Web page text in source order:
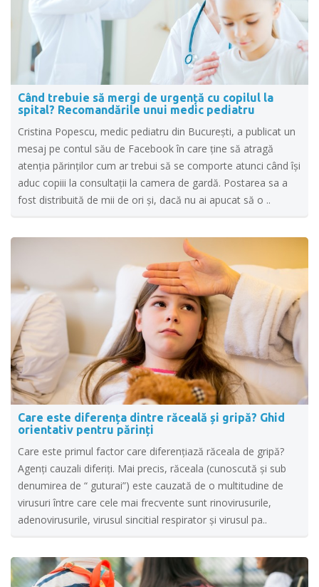
Când trebuie să mergi de urgență cu copilul la
spital? Recomandările unui medic pediatru
Cristina Popescu, medic pediatru din București, a publicat un
mesaj pe contul său de Facebook în care ţine să atragă
atenţia părinţilor cum ar trebui să se comporte atunci când îşi
aduc copiii la consultaţii la camera de gardă. Postarea sa a
fost distribuită de mii de ori și, dacă nu ai apucat să o ..
Care este diferența dintre răceală și gripă? Ghid
orientativ pentru părinți
Care este primul factor care diferențiază răceala de gripă?
Agenți cauzali diferiți. Mai precis, răceala (cunoscută şi sub
denumirea de “ guturai”) este cauzată de o multitudine de
virusuri între care cele mai frecvente sunt rinovirusurile,
adenovirusurile, virusul sincitial respirator și virusul pa..